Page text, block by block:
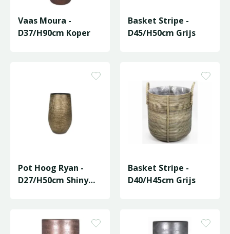
Vaas Moura -
D37/H90cm Koper
Basket Stripe -
D45/H50cm Grijs
Pot Hoog Ryan -
D27/H50cm Shiny
Basket Stripe -
D40/H45cm Grijs